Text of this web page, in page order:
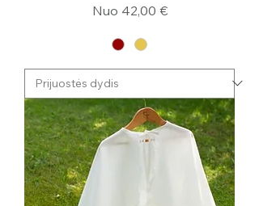
Nuo 42,00 €
Pardavimo kaina